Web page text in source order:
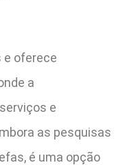
e oferece
a
e
as pesquisas
é uma opção